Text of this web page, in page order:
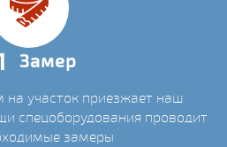
Замер
на участок приезжает наш
спецоборудования проводит
замеры